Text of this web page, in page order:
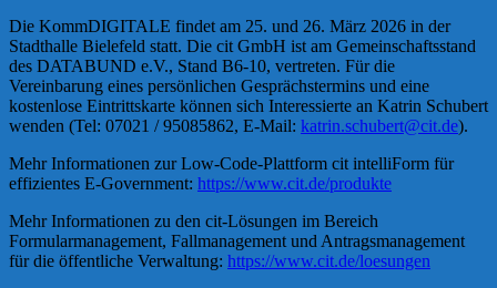
Die KommDIGITALE findet am 25. und 26. März 2026 in der
Stadthalle Bielefeld statt. Die cit GmbH ist am Gemeinschaftsstand
des DATABUND e.V., Stand B6-10, vertreten. Für die
Vereinbarung eines persönlichen Gesprächstermins und eine
kostenlose Eintrittskarte können sich Interessierte an Katrin Schubert
wenden (Tel: 07021 / 95085862, E-Mail: katrin.schubert@cit.de).
Mehr Informationen zur Low-Code-Plattform cit intelliForm für
effizientes E-Government: https://www.cit.de/produkte
Mehr Informationen zu den cit-Lösungen im Bereich
Formularmanagement, Fallmanagement und Antragsmanagement
für die öffentliche Verwaltung: https://www.cit.de/loesungen